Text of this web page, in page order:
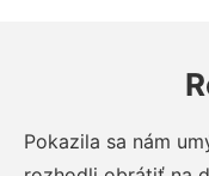
Pokazila sa nám